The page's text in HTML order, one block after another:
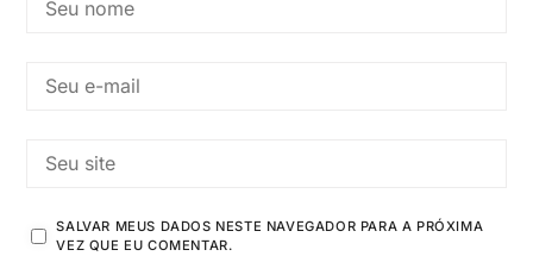
SALVAR MEUS DADOS NESTE NAVEGADOR PARA A PRÓXIMA
VEZ QUE EU COMENTAR.